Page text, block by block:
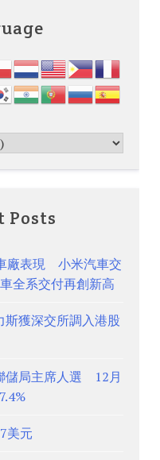
Posts
廠表現 小米汽車交
全系交付再創新高
獲深交所調入港股
儲局主席人選 12月
美元